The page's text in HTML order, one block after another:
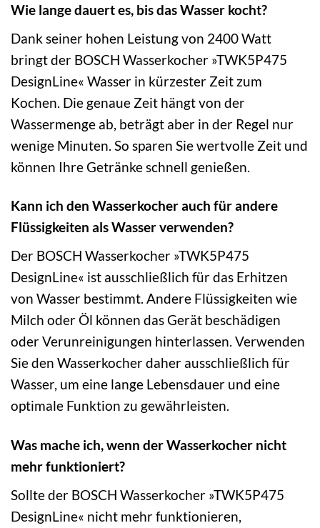
Wie lange dauert es, bis das Wasser kocht?
Dank seiner hohen Leistung von 2400 Watt
bringt der BOSCH Wasserkocher »TWK5P475
DesignLine« Wasser in kürzester Zeit zum
Kochen. Die genaue Zeit hängt von der
Wassermenge ab, beträgt aber in der Regel nur
wenige Minuten. So sparen Sie wertvolle Zeit und
können Ihre Getränke schnell genießen.
Kann ich den Wasserkocher auch für andere
Flüssigkeiten als Wasser verwenden?
Der BOSCH Wasserkocher »TWK5P475
DesignLine« ist ausschließlich für das Erhitzen
von Wasser bestimmt. Andere Flüssigkeiten wie
Milch oder Öl können das Gerät beschädigen
oder Verunreinigungen hinterlassen. Verwenden
Sie den Wasserkocher daher ausschließlich für
Wasser, um eine lange Lebensdauer und eine
optimale Funktion zu gewährleisten.
Was mache ich, wenn der Wasserkocher nicht
mehr funktioniert?
Sollte der BOSCH Wasserkocher »TWK5P475
DesignLine« nicht mehr funktionieren,